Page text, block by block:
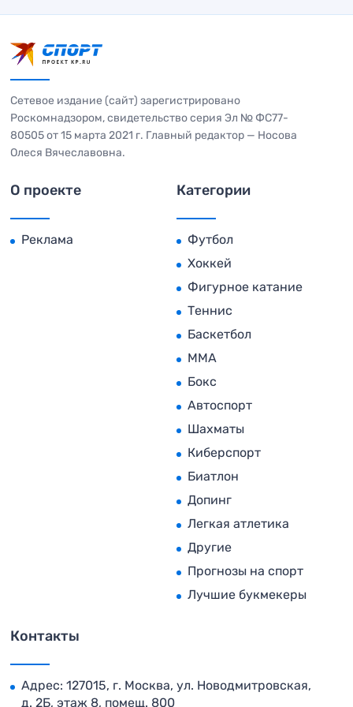
Сетевое издание (сайт) зарегистрировано
Роскомнадзором, свидетельство серия Эл № ФС77-
80505 от 15 марта 2021 г. Главный редактор — Носова
Олеся Вячеславовна.
О проекте
Реклама
Категории
Футбол
Хоккей
Фигурное катание
Теннис
Баскетбол
MMA
Бокс
Автоспорт
Шахматы
Киберспорт
Биатлон
Допинг
Легкая атлетика
Другие
Прогнозы на спорт
Лучшие букмекеры
Контакты
Адрес: 127015, г. Москва, ул. Новодмитровская,
д. 2Б, этаж 8, помещ. 800